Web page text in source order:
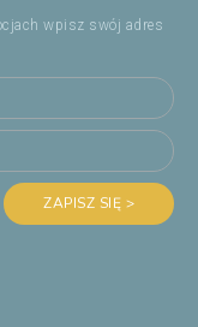
wpisz swój adres
ZAPISZ SIĘ >